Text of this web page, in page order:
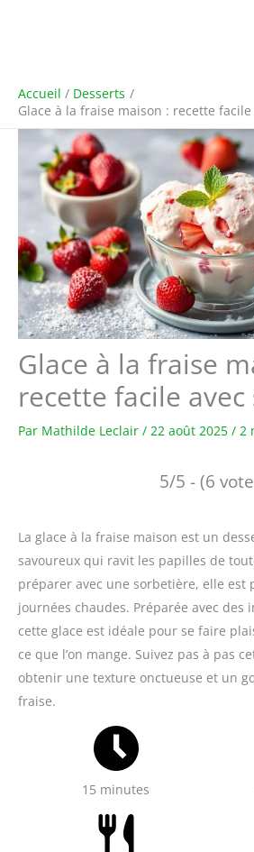
Accueil
Desserts
Glace à la fraise maison : recette
Glace à la fraise
recette facile
Par Mathilde Leclair / 22 août 2025 / 2
5/5 - (6
La glace à la fraise maison est un
savoureux qui ravit les papilles de
préparer avec une sorbetière, elle est
journées chaudes. Préparée avec des
cette glace est idéale pour se faire
ce que l’on mange. Suivez pas à pas
obtenir une texture onctueuse et un
fraise.
15 minutes